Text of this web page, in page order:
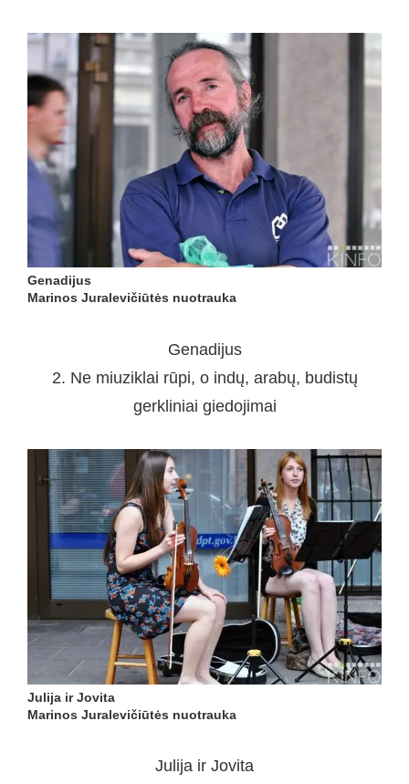
Genadijus
Marinos Juralevičiūtės nuotrauka
Genadijus
2. Ne miuziklai rūpi, o indų, arabų, budistų
gerkliniai giedojimai
Julija ir Jovita
Marinos Juralevičiūtės nuotrauka
Julija ir Jovita